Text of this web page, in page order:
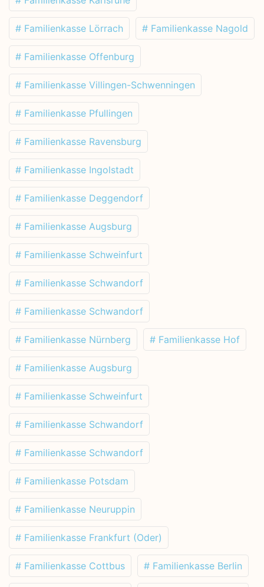
# Familienkasse Lörrach # Familienkasse Nagold
# Familienkasse Offenburg
# Familienkasse Villingen-Schwenningen
# Familienkasse Pfullingen
# Familienkasse Ravensburg
# Familienkasse Ingolstadt
# Familienkasse Deggendorf
# Familienkasse Augsburg
# Familienkasse Schweinfurt
# Familienkasse Schwandorf
# Familienkasse Schwandorf
# Familienkasse Nürnberg # Familienkasse Hof
# Familienkasse Augsburg
# Familienkasse Schweinfurt
# Familienkasse Schwandorf
# Familienkasse Schwandorf
# Familienkasse Potsdam
# Familienkasse Neuruppin
# Familienkasse Frankfurt (Oder)
# Familienkasse Cottbus # Familienkasse Berlin